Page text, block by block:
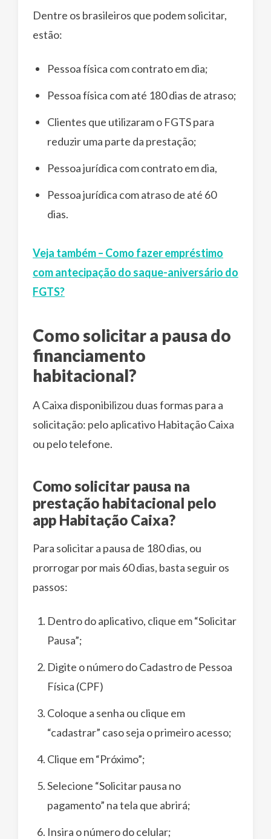
Dentre os brasileiros que podem solicitar,
estão:
Pessoa física com contrato em dia;
Pessoa física com até 180 dias de atraso;
Clientes que utilizaram o FGTS para
reduzir uma parte da prestação;
Pessoa jurídica com contrato em dia,
Pessoa jurídica com atraso de até 60
dias.
Veja também – Como fazer empréstimo
com antecipação do saque-aniversário do
FGTS?
Como solicitar a pausa do
financiamento
habitacional?
A Caixa disponibilizou duas formas para a
solicitação: pelo aplicativo Habitação Caixa
ou pelo telefone.
Como solicitar pausa na
prestação habitacional pelo
app Habitação Caixa?
Para solicitar a pausa de 180 dias, ou
prorrogar por mais 60 dias, basta seguir os
passos:
Dentro do aplicativo, clique em “Solicitar
Pausa”;
Digite o número do Cadastro de Pessoa
Física (CPF)
Coloque a senha ou clique em
“cadastrar” caso seja o primeiro acesso;
Clique em “Próximo”;
Selecione “Solicitar pausa no
pagamento” na tela que abrirá;
Insira o número do celular;